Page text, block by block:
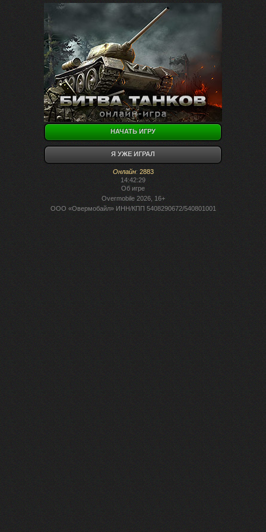
НАЧАТЬ ИГРУ
Я УЖЕ ИГРАЛ
Онлайн: 2883
14:42:29
Об игре
Overmobile 2026, 16+
ООО «Овермобайл» ИНН/КПП 5408290672/540801001